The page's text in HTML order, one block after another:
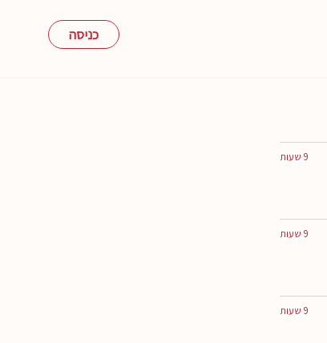
כניסה
9 שעות
9 שעות
9 שעות